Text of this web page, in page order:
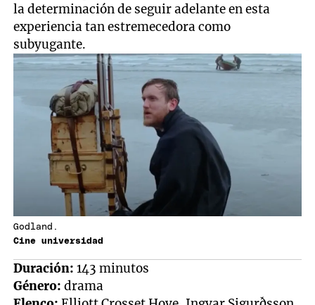
la determinación de seguir adelante en esta
experiencia tan estremecedora como
subyugante.
Godland.
Cine universidad
Duración:143 minutos
Género: drama